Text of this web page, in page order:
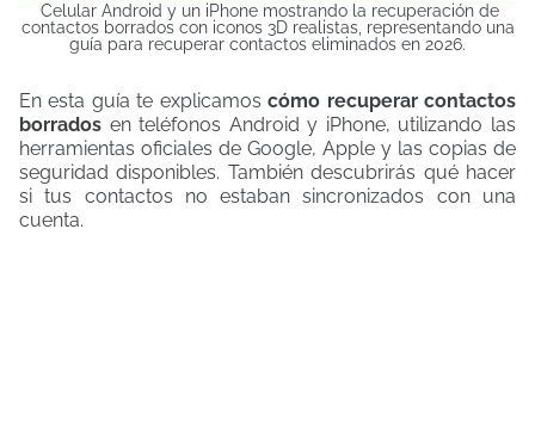
Celular Android y un iPhone mostrando la recuperación de
contactos borrados con iconos 3D realistas, representando una
guía para recuperar contactos eliminados en 2026.
En esta guía te explicamoscómo recuperar contactos
borrados en teléfonos Android y iPhone, utilizando las
herramientas oficiales de Google, Apple y las copias de
seguridad disponibles. También descubrirás qué hacer
si tus contactos no estaban sincronizados con una
cuenta.